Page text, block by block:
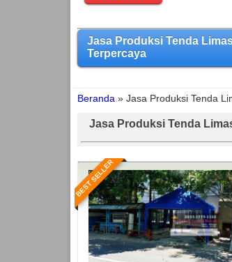
Jasa Produksi Tenda
Terpercaya
Beranda » Jasa Produksi Tenda
Jasa Produksi Tenda
BEST SELLER